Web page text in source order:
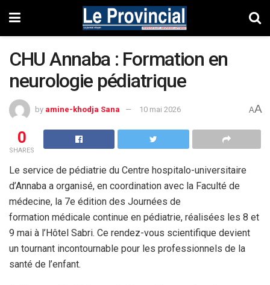
CHU Annaba : Formation en
neurologie pédiatrique
by amine-khodja Sana 10 mai 2026 AA
0
SHARES
Le service de pédiatrie du Centre hospitalo-universitaire
d’Annaba a organisé, en coordination avec la Faculté de
médecine, la 7e édition des Journées de
formation médicale continue en pédiatrie, réalisées les 8 et
9 mai à l’Hôtel Sabri. Ce rendez-vous scientifique devient
un tournant incontournable pour les professionnels de la
santé de l’enfant.